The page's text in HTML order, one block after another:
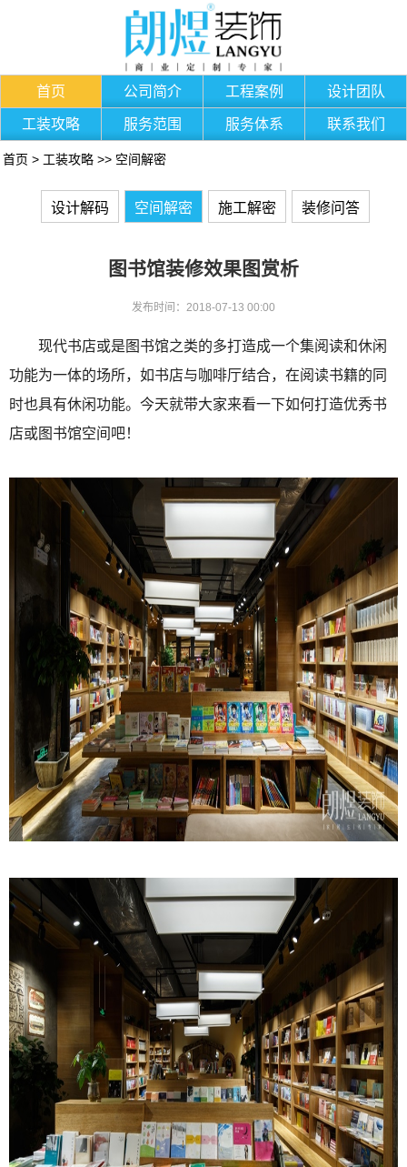
首页 公司简介 工程案例 设计团队
工装攻略 服务范围 服务体系 联系我们
首页 > 工装攻略 >> 空间解密
设计解码 空间解密 施工解密 装修问答
图书馆装修效果图赏析
发布时间：2018-07-13 00:00
现代书店或是图书馆之类的多打造成一个集阅读和休闲
功能为一体的场所，如书店与咖啡厅结合，在阅读书籍的同
时也具有休闲功能。今天就带大家来看一下如何打造优秀书
店或图书馆空间吧！